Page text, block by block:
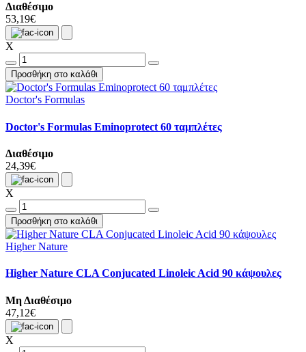
Διαθέσιμο
53,19€
X
Προσθήκη στο καλάθι
Doctor's Formulas
Doctor's Formulas Eminoprotect 60 ταμπλέτες
Διαθέσιμο
24,39€
X
Προσθήκη στο καλάθι
Higher Nature
Higher Nature CLA Conjucated Linoleic Acid 90 κάψουλες
Μη Διαθέσιμο
47,12€
X